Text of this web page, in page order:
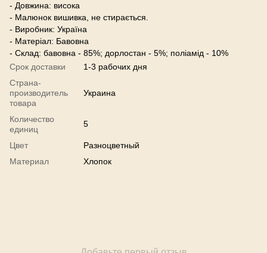
- Довжина: висока
- Малюнок вишивка, не стирається.
- Виробник: Україна
- Матеріал: Бавовна
- Склад: бавовна - 85%; дорлостан - 5%; поліамід - 10%
Срок доставки
1-3 рабочих дня
Страна-
производитель
товара
Украина
Количество
единиц
5
Цвет
Разноцветный
Материал
Хлопок